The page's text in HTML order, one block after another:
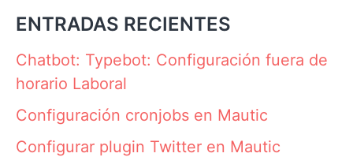
ENTRADAS RECIENTES
Chatbot: Typebot: Configuración fuera de
horario Laboral
Configuración cronjobs en Mautic
Configurar plugin Twitter en Mautic